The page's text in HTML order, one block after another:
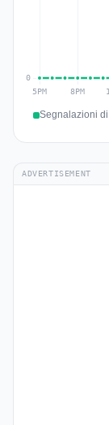
Segnalazioni
ADVERTISEMENT